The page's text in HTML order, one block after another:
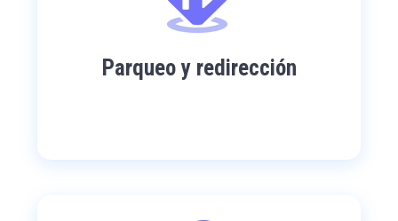
Parqueo y redirección